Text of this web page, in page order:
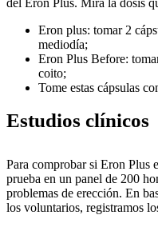
del Eron Plus. Mira la dosis
Eron plus: tomar 2
mediodía;
Eron Plus Before:
coito;
Tome estas cápsulas
Estudios clínicos
Para comprobar si Eron Plus
prueba en un panel de 200
problemas de erección. En
los voluntarios, registramos